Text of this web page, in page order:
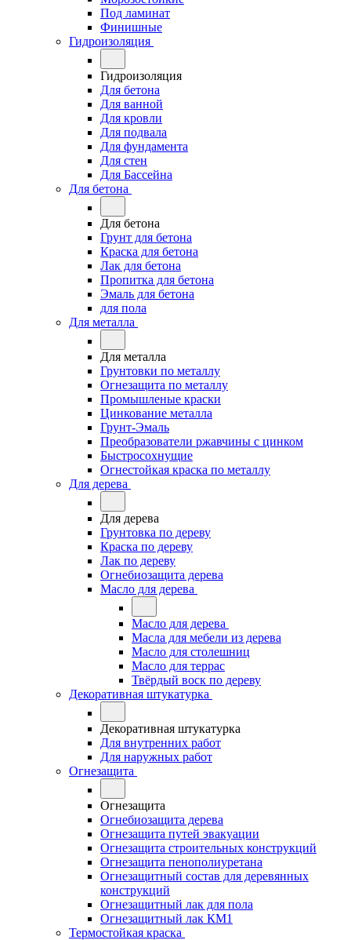
Под ламинат
Финишные
Гидроизоляция
Гидроизоляция
Для бетона
Для ванной
Для кровли
Для подвала
Для фундамента
Для стен
Для Бассейна
Для бетона
Для бетона
Грунт для бетона
Краска для бетона
Лак для бетона
Пропитка для бетона
Эмаль для бетона
для пола
Для металла
Для металла
Грунтовки по металлу
Огнезащита по металлу
Промышленые краски
Цинкование металла
Грунт-Эмаль
Преобразователи ржавчины с цинком
Быстросохнущие
Огнестойкая краска по металлу
Для дерева
Для дерева
Грунтовка по дереву
Краска по дереву
Лак по дереву
Огнебиозащита дерева
Масло для дерева
Масло для дерева
Масла для мебели из дерева
Масло для столешниц
Масло для террас
Твёрдый воск по дереву
Декоративная штукатурка
Декоративная штукатурка
Для внутренних работ
Для наружных работ
Огнезащита
Огнезащита
Огнебиозащита дерева
Огнезащита путей эвакуации
Огнезащита строительных конструкций
Огнезащита пенополиуретана
Огнезащитный состав для деревянных
конструкций
Огнезащитный лак для пола
Огнезащитный лак КМ1
Термостойкая краска